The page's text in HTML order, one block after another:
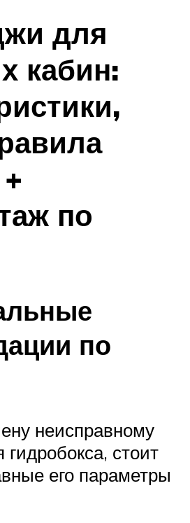
для
кабин:
по
по
неисправному
стоит
его параметры